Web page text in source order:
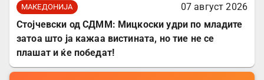
МАКЕДОНИЈА
07 август 2026
Стојчевски од СДММ: Мицкоски удри по младите
затоа што ја кажаа вистината, но тие не се
плашат и ќе победат!